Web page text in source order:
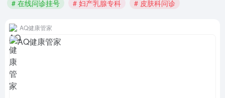
# 在线问诊挂号
# 妇产乳腺专科 # 皮肤科问诊
AQ健康管家